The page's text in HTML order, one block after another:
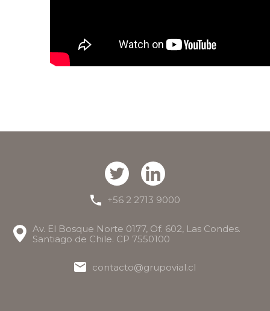
+56 2 2713 9000
Av. El Bosque Norte 0177, Of. 602, Las Condes.
Santiago de Chile. CP 7550100
contacto@grupovial.cl